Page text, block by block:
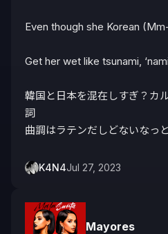
Even though she Korean
Get her wet like tsunami,
韓国と日本を混在しすぎ？カ
詞
曲調はラテンだしどないなっ
K4N4Jul 27, 2023
Mayores